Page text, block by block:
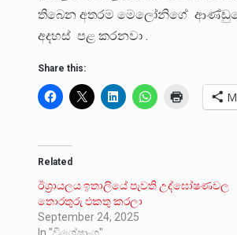
තිබෙන අතරම මෙලෝනිගේ ආණ්ඩුවේ
අදහස් පළ කරනවා .
Share this:
Related
ඊශ්‍රායලය ඉතාලියේ පැවති උද්ඝෝෂණවල
තොරතුරු එකතු කරලා
September 24, 2025